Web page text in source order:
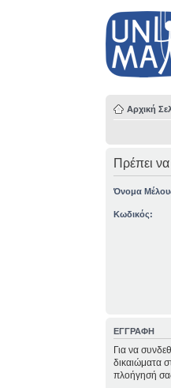
Αρχική
Πρέπει να
Όνομα
Κωδικός:
ΕΓΓΡΑΦΗ
Για να
δικαιώματα
πλοήγησή